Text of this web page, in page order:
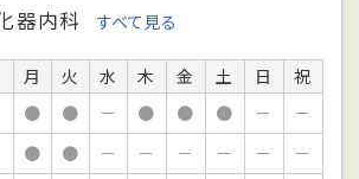
器内科 すべて見る
月 火 水 木 金 土 日
祝
● ● － ● ● ● －
－
● ● － － － － －
－